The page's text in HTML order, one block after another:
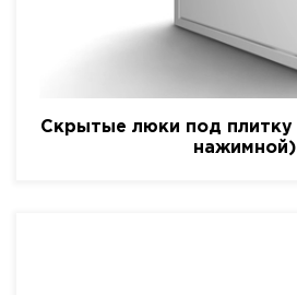
Скрытые люки под плитку
нажимной)